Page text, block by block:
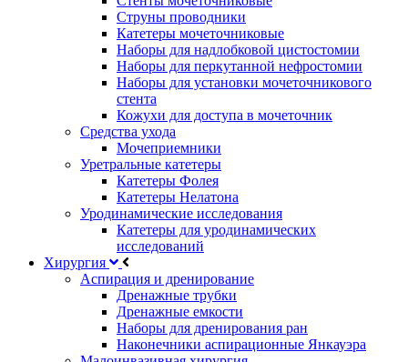
Струны проводники
Катетеры мочеточниковые
Наборы для надлобковой цистостомии
Наборы для перкутанной нефростомии
Наборы для установки мочеточникового
стента
Кожухи для доступа в мочеточник
Средства ухода
Мочеприемники
Уретральные катетеры
Катетеры Фолея
Катетеры Нелатона
Уродинамические исследования
Катетеры для уродинамических
исследований
Хирургия
Аспирация и дренирование
Дренажные трубки
Дренажные емкости
Наборы для дренирования ран
Наконечники аспирационные Янкауэра